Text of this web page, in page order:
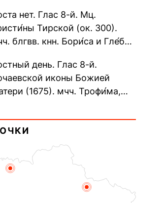
Евпракси́и девы,...
нет. Глас 8-й. Мц.
Тирской (ок. 300).
блгвв. кнн. Бори́са и Гле́ба,
(1015). Прп....
день. Глас 8-й.
иконы Божией
(1675). мчч. Трофи́ма,
(284–305). прав.
Фео́дора...